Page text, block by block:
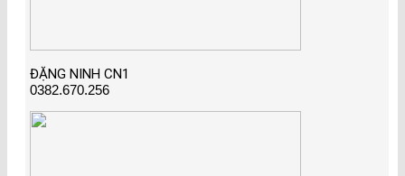
ĐẶNG NINH CN1
0382.670.256